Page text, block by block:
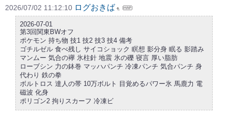
2026/07/02 11:12:10 ログおきば
2026-07-01
第3回関東BWオフ
ポケモン 持ち物 技1 技2 技3 技4 備考
ゴチルゼル 食べ残し サイコショック 瞑想 影分身 眠る 影踏み
マンムー 気合の襷 氷柱針 地震 氷の礫 寝言 厚い脂肪
ローブシン 力の鉢巻 マッハパンチ 冷凍パンチ 気合パンチ 身
代わり 鉄の拳
ボルトロス 達人の帯 10万ボルト 目覚めるパワー氷 馬鹿力 電
磁波 化身
ポリゴン2 拘りスカーフ 冷凍ビ